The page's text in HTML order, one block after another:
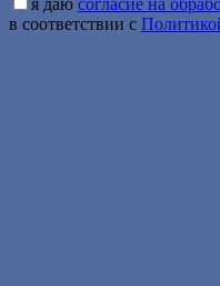
я даю согласие на
в соответствии с